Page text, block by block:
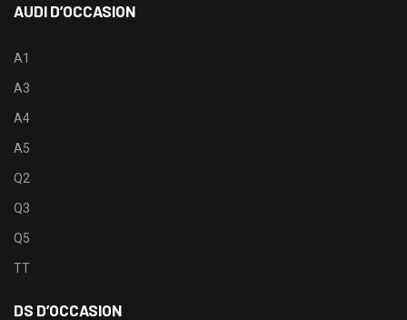
AUDI D’OCCASION
A1
A3
A4
A5
Q2
Q3
Q5
TT
DS D’OCCASION